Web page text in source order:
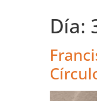
Día: